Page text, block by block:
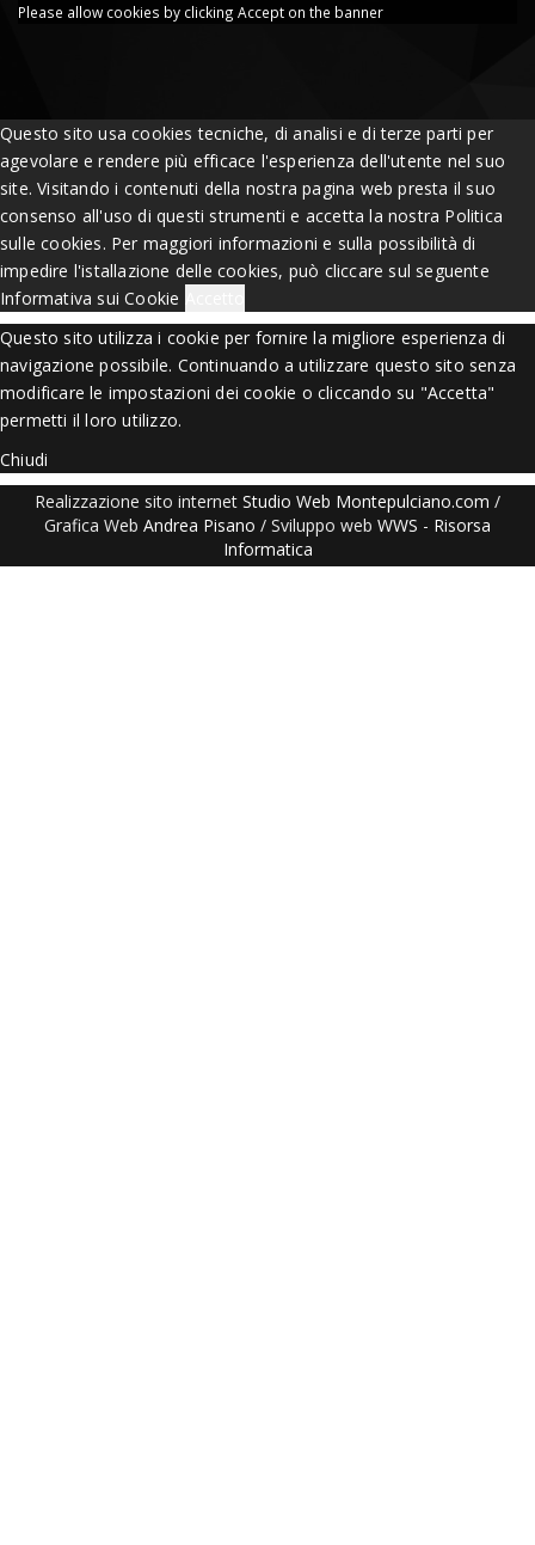
Please allow cookies by clicking Accept on the banner
Questo sito usa cookies tecniche, di analisi e di terze parti per
agevolare e rendere più efficace l'esperienza dell'utente nel suo
site. Visitando i contenuti della nostra pagina web presta il suo
consenso all'uso di questi strumenti e accetta la nostra Politica
sulle cookies. Per maggiori informazioni e sulla possibilità di
impedire l'istallazione delle cookies, può cliccare sul seguente
Informativa sui Cookie
Questo sito utilizza i cookie per fornire la migliore esperienza di
navigazione possibile. Continuando a utilizzare questo sito senza
modificare le impostazioni dei cookie o cliccando su "Accetta"
permetti il loro utilizzo.
Chiudi
Realizzazione sito internet Studio Web Montepulciano.com /
Grafica Web Andrea Pisano / Sviluppo web WWS - Risorsa
Informatica